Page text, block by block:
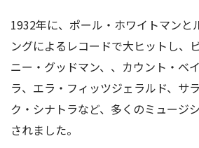
1932年に、ポール・ホワイトマンと
ングによるレコードで大ヒットし、
ニー・グッドマン、、カウント・ベ
ラ、エラ・フィッツジェラルド、サ
ク・シナトラなど、多くのミュージ
されました。